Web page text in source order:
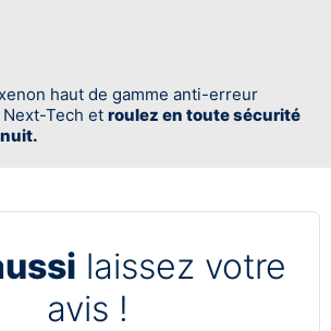
haut de gamme anti-erreur
Next-Tech et roulez en toute sécurité
laissez votre
avis !